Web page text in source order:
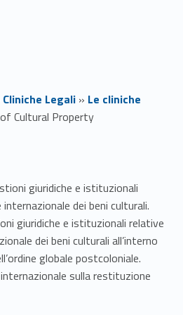
Cliniche Legali» Le cliniche
Cultural Property
giuridiche e istituzionali
dei beni culturali.
giuridiche e istituzionali relative
dei beni culturali all’interno
globale postcoloniale.
sulla restituzione